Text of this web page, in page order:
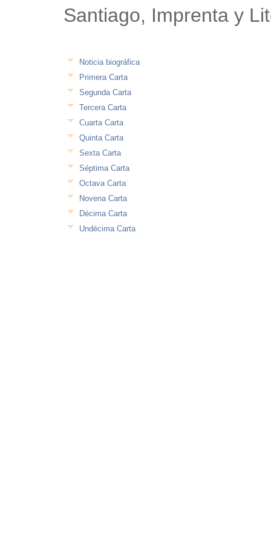
Santiago, Imprenta y
Noticia biográfica
Primera Carta
Segunda Carta
Tercera Carta
Cuarta Carta
Quinta Carta
Sexta Carta
Séptima Carta
Octava Carta
Novena Carta
Décima Carta
Undécima Carta